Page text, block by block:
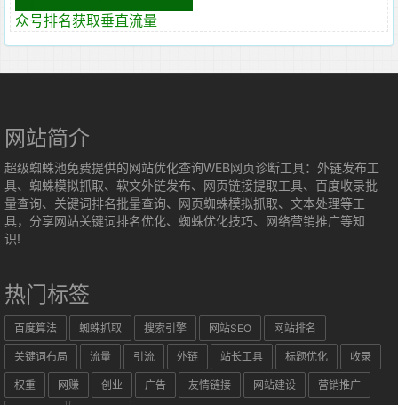
众号排名获取垂直流量
网站简介
超级蜘蛛池免费提供的网站优化查询WEB网页诊断工具：外链发布工
具、蜘蛛模拟抓取、软文外链发布、网页链接提取工具、百度收录批
量查询、关键词排名批量查询、网页蜘蛛模拟抓取、文本处理等工
具，分享网站关键词排名优化、蜘蛛优化技巧、网络营销推广等知
识!
热门标签
百度算法 蜘蛛抓取 搜索引擎 网站SEO 网站排名
关键词布局 流量 引流 外链 站长工具 标题优化 收录
权重 网赚 创业 广告 友情链接 网站建设 营销推广